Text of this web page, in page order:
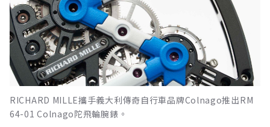
RICHARD MILLE攜手義大利傳奇自行車品牌Colnago推出RM
64-01 Colnago陀飛輪腕錶。